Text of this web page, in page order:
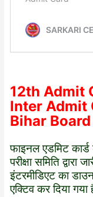
12th Admit
Inter Admit
Bihar Board
फाइनल एडमिट कार्ड
परीक्षा समिति
इंटरमीडिएट का
एक्टिव कर दिया